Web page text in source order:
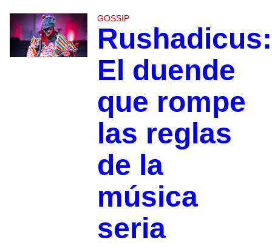
GOSSIP
Rushadicus:
El duende
que rompe
las reglas
de la
música
seria